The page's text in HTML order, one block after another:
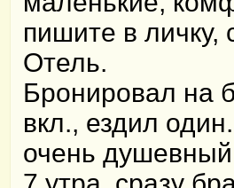
пишите в личку,
Отель.
Бронировал на
вкл., ездил
очень